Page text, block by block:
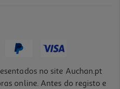
no site Auchan.pt
online. Antes do registo e